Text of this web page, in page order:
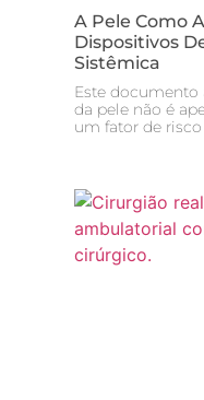
A Pele Como
Dispositivos
Sistêmica
Este documento
da pele não é
um fator de